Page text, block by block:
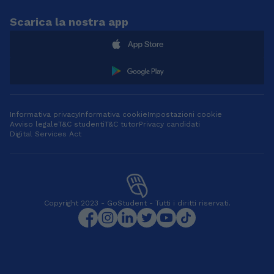
Scarica la nostra app
Informativa privacyInformativa cookieImpostazioni cookie
Avviso legaleT&C studentiT&C tutorPrivacy candidati
Digital Services Act
Copyright 2023 - GoStudent - Tutti i diritti riservati.